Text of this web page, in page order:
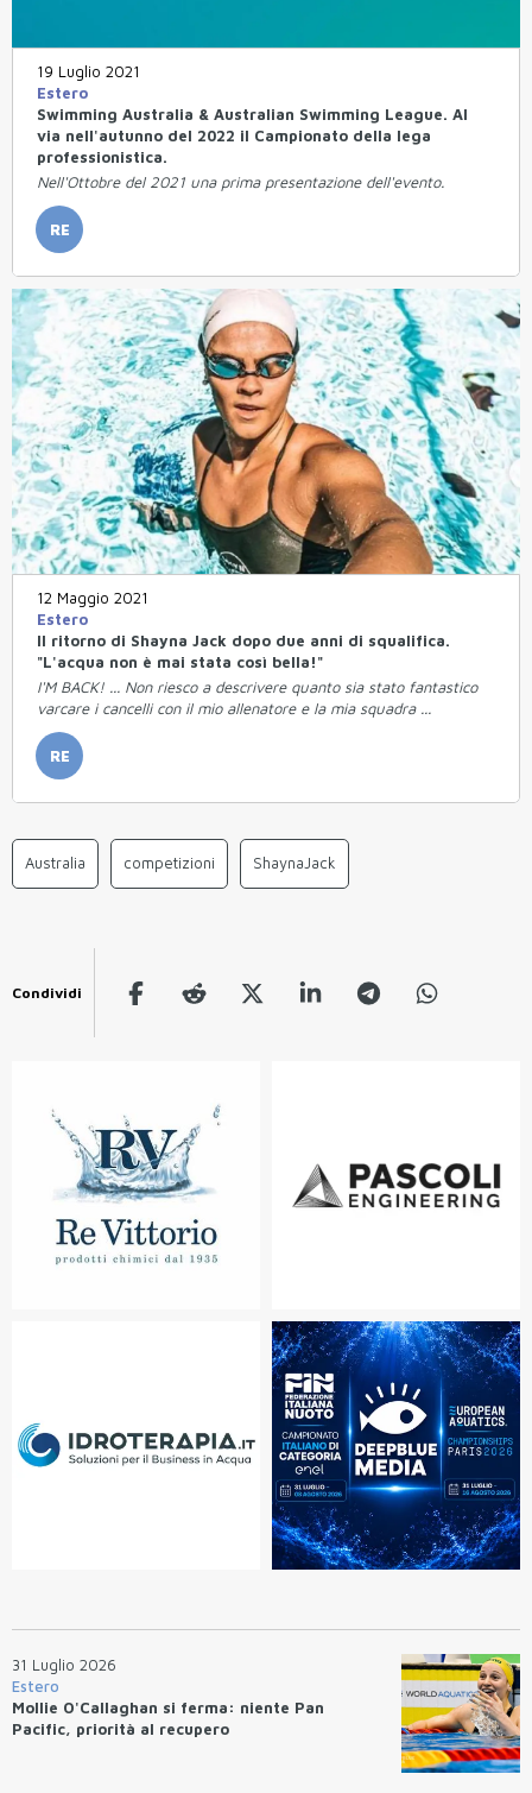
19 Luglio 2021
Estero
Swimming Australia & Australian Swimming League. Al
via nell'autunno del 2022 il Campionato della lega
professionistica.
Nell'Ottobre del 2021 una prima presentazione dell'evento.
RE
12 Maggio 2021
Estero
Il ritorno di Shayna Jack dopo due anni di squalifica.
"L'acqua non è mai stata così bella!"
I'M BACK! ... Non riesco a descrivere quanto sia stato fantastico
varcare i cancelli con il mio allenatore e la mia squadra ...
RE
Australia competizioni ShaynaJack
Condividi
31 Luglio 2026
Estero
Mollie O'Callaghan si ferma: niente Pan
Pacific, priorità al recupero